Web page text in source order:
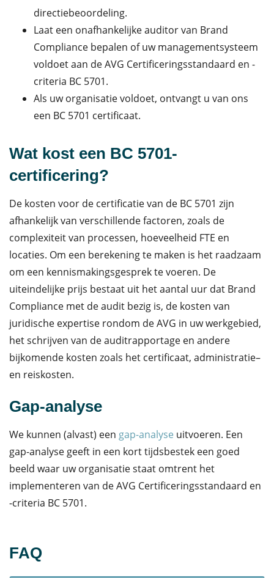
directiebeoordeling.
Laat een onafhankelijke auditor van Brand
Compliance bepalen of uw managementsysteem
voldoet aan de AVG Certificeringsstandaard en -
criteria BC 5701.
Als uw organisatie voldoet, ontvangt u van ons
een BC 5701 certificaat.
Wat kost een BC 5701-
certificering?
De kosten voor de certificatie van de BC 5701 zijn
afhankelijk van verschillende factoren, zoals de
complexiteit van processen, hoeveelheid FTE en
locaties. Om een berekening te maken is het raadzaam
om een kennismakingsgesprek te voeren. De
uiteindelijke prijs bestaat uit het aantal uur dat Brand
Compliance met de audit bezig is, de kosten van
juridische expertise rondom de AVG in uw werkgebied,
het schrijven van de auditrapportage en andere
bijkomende kosten zoals het certificaat, administratie–
en reiskosten.
Gap-analyse
We kunnen (alvast) een gap-analyse uitvoeren. Een
gap-analyse geeft in een kort tijdsbestek een goed
beeld waar uw organisatie staat omtrent het
implementeren van de AVG Certificeringsstandaard en
-criteria BC 5701.
FAQ